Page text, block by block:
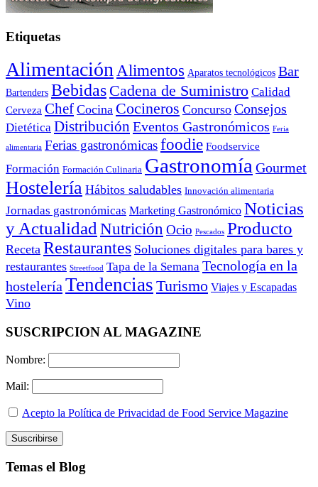
Etiquetas
Alimentación Alimentos Aparatos tecnológicos Bar
Bartenders Bebidas Cadena de Suministro Calidad
Cerveza Chef Cocina Cocineros Concurso Consejos
Dietética Distribución Eventos Gastronómicos Feria
alimentaria Ferias gastronómicasfoodie Foodservice
Formación Formación Culinaria Gastronomía Gourmet
Hostelería Hábitos saludables Innovación alimentaria
Jornadas gastronómicas Marketing Gastronómico Noticias
y Actualidad Nutrición Ocio Pescados Producto
Receta Restaurantes Soluciones digitales para bares y
restaurantes Streetfood Tapa de la Semana Tecnología en la
hostelería Tendencias Turismo Viajes y Escapadas
Vino
SUSCRIPCION AL MAGAZINE
Nombre:
Mail:
Acepto la Política de Privacidad de Food Service Magazine
Temas el Blog